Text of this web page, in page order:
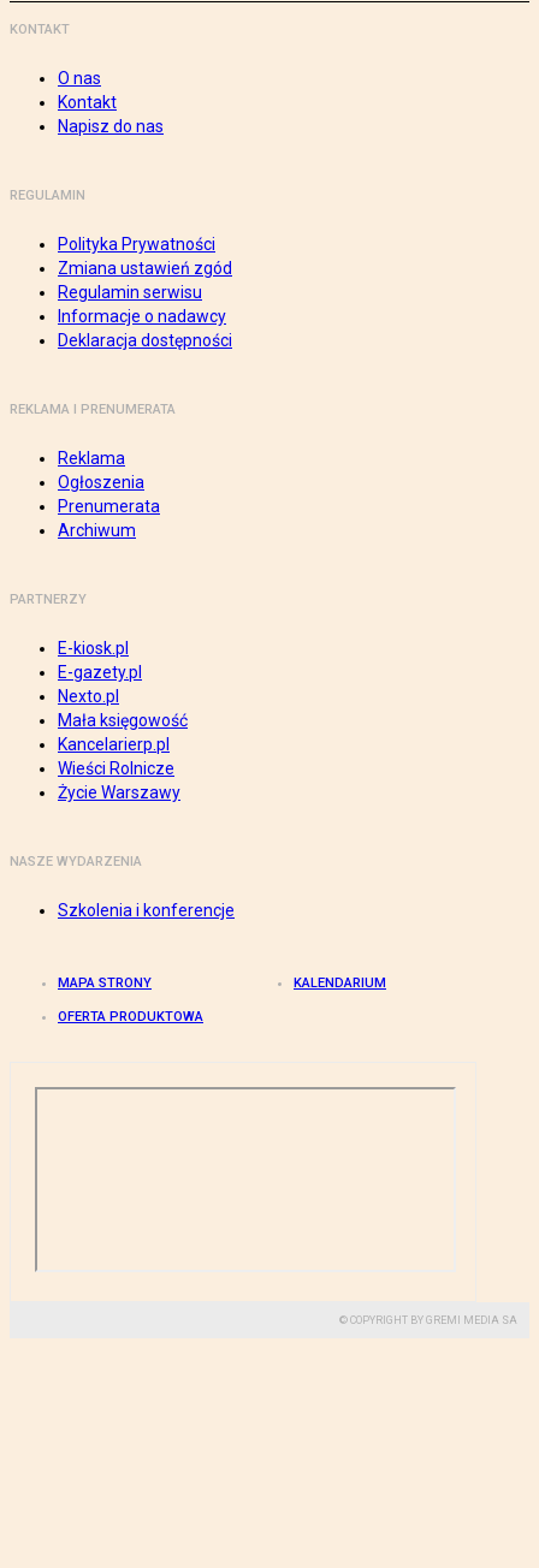
KONTAKT
O nas
Kontakt
Napisz do nas
REGULAMIN
Polityka Prywatności
Zmiana ustawień zgód
Regulamin serwisu
Informacje o nadawcy
Deklaracja dostępności
REKLAMA I PRENUMERATA
Reklama
Ogłoszenia
Prenumerata
Archiwum
PARTNERZY
E-kiosk.pl
E-gazety.pl
Nexto.pl
Mała księgowość
Kancelarierp.pl
Wieści Rolnicze
Życie Warszawy
NASZE WYDARZENIA
Szkolenia i konferencje
MAPA STRONY KALENDARIUM
OFERTA PRODUKTOWA
© COPYRIGHT BY GREMI MEDIA SA